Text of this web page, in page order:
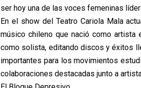
ser hoy una de las voces femeninas
En el show del Teatro Cariola Mala
músico chileno que nació como artista
como solista, editando discos y éxitos
importantes para los movimientos
colaboraciones destacadas junto a